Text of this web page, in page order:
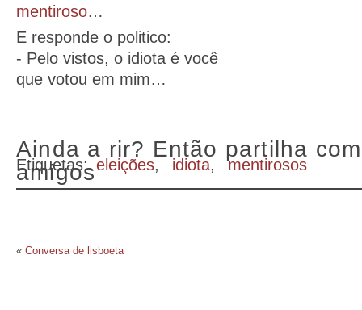
mentiroso…
E responde o politico:
- Pelo vistos, o idiota é você
que votou em mim…
Ainda a rir? Então partilha
amigos
Etiquetas: eleições, idiota, mentirosos
« Conversa de lisboeta